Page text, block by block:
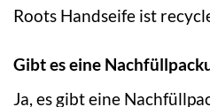
Roots Handseife ist
Gibt es eine
Ja, es gibt eine